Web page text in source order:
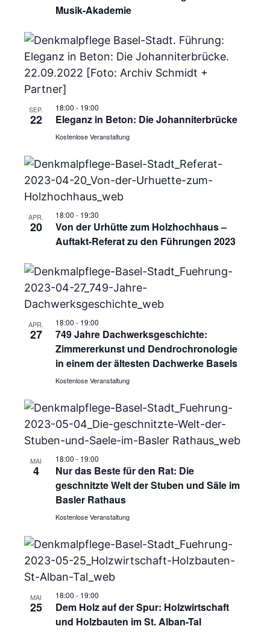
Musik-Akademie
SEP.
22
18:00 - 19:00
Eleganz in Beton: Die Johanniterbrücke
Kostenlose Veranstaltung
APR.
20
18:00 - 19:30
Von der Urhütte zum Holzhochhaus –
Auftakt-Referat zu den Führungen 2023
APR.
27
18:00 - 19:00
749 Jahre Dachwerksgeschichte:
Zimmererkunst und Dendrochronologie
in einem der ältesten Dachwerke Basels
Kostenlose Veranstaltung
MAI
4
18:00 - 19:00
Nur das Beste für den Rat: Die
geschnitzte Welt der Stuben und Säle im
Basler Rathaus
Kostenlose Veranstaltung
MAI
25
18:00 - 19:00
Dem Holz auf der Spur: Holzwirtschaft
und Holzbauten im St. Alban-Tal